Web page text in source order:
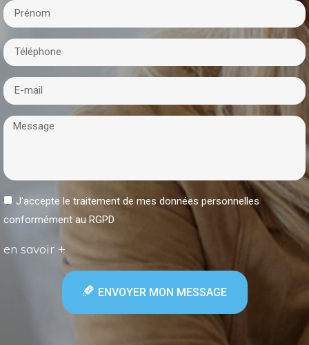
J'accepte le traitement de mes données personnelles
conformément au RGPD
en savoir +
ENVOYER MON MESSAGE